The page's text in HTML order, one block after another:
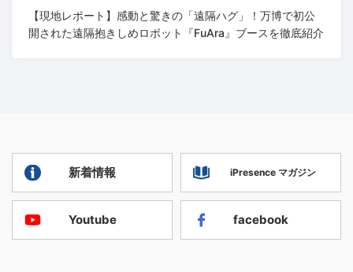
【現地レポート】感動と驚きの「遠隔ハグ」！万博で初公
開された遠隔抱きしめロボット『FuAra』ブースを徹底紹介
新着情報 iPresence マガジン
Youtube facebook